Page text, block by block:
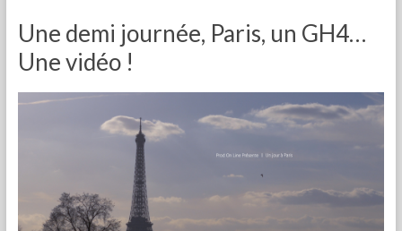
Une demi journée, Paris, un GH4…
Une vidéo !